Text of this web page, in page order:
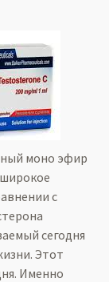
моно эфир
с
сегодня
Этот
Именно